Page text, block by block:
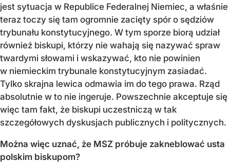
jest sytuacja w Republice Federalnej Niemiec, a właśnie
teraz toczy się tam ogromnie zacięty spór o sędziów
trybunału konstytucyjnego. W tym sporze biorą udział
również biskupi, którzy nie wahają się nazywać spraw
twardymi słowami i wskazywać, kto nie powinien
w niemieckim trybunale konstytucyjnym zasiadać.
Tylko skrajna lewica odmawia im do tego prawa. Rząd
absolutnie w to nie ingeruje. Powszechnie akceptuje się
więc tam fakt, że biskupi uczestniczą w tak
szczegółowych dyskusjach publicznych i politycznych.
Można więc uznać, że MSZ próbuje zakneblować usta
polskim biskupom?